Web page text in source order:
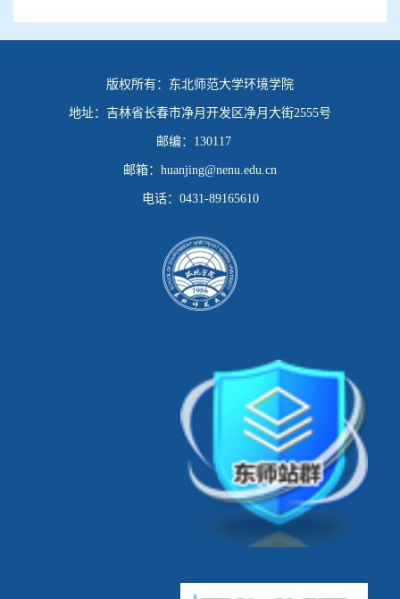
版权所有： 东北师范大学环境学院
地址： 吉林省长春市净月开发区净月大街2555号
邮编： 130117
邮箱： huanjing@nenu.edu.cn
电话： 0431-89165610